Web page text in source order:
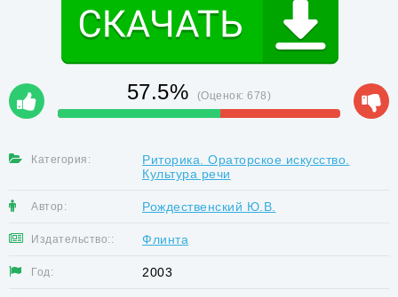
57.5% (Оценок:678)
Категория:
Риторика. Ораторское искусство.
Культура речи
Автор: Рождественский Ю.В.
Издательство:: Флинта
Год: 2003